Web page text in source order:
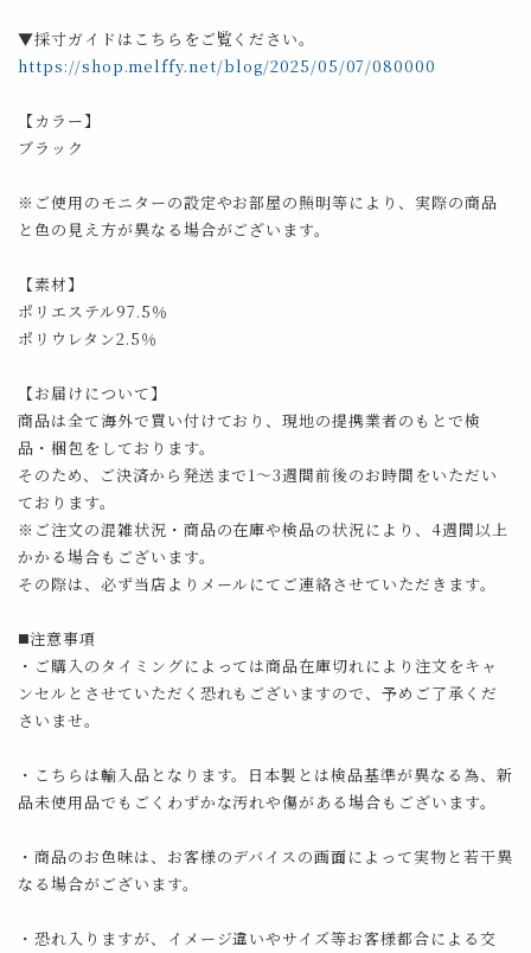
▼採寸ガイドはこちらをご覧ください。
https://shop.melffy.net/blog/2025/05/07/080000
【カラー】
ブラック
※ご使用のモニターの設定やお部屋の照明等により、実際の商品
と色の見え方が異なる場合がございます。
【素材】
ポリエステル97.5％
ポリウレタン2.5％
【お届けについて】
商品は全て海外で買い付けており、現地の提携業者のもとで検
品・梱包をしております。
そのため、ご決済から発送まで1～3週間前後のお時間をいただい
ております。
※ご注文の混雑状況・商品の在庫や検品の状況により、4週間以上
かかる場合もございます。
その際は、必ず当店よりメールにてご連絡させていただきます。
◼️注意事項
・ご購入のタイミングによっては商品在庫切れにより注文をキャ
ンセルとさせていただく恐れもございますので、予めご了承くだ
さいませ。
・こちらは輸入品となります。日本製とは検品基準が異なる為、新
品未使用品でもごくわずかな汚れや傷がある場合もございます。
・商品のお色味は、お客様のデバイスの画面によって実物と若干異
なる場合がございます。
・恐れ入りますが、イメージ違いやサイズ等お客様都合による交